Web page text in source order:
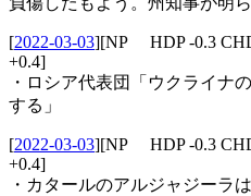
[2022-03-03][NP HDP -0.3
+0.4]
・ロシア代表団「ウクライナ
する」
[2022-03-03][NP HDP -0.3
+0.4]
・カタールのアルジャジーラ